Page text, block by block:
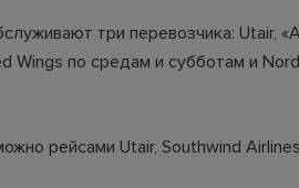
три перевозчика: Utair,
Wings по средам и субботам и
рейсами Utair, Southwind